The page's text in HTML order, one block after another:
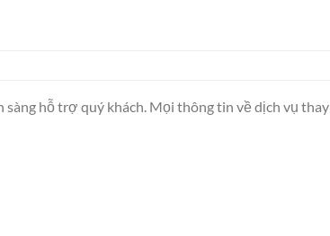
hỗ trợ quý khách. Mọi thông tin về dịch vụ thay